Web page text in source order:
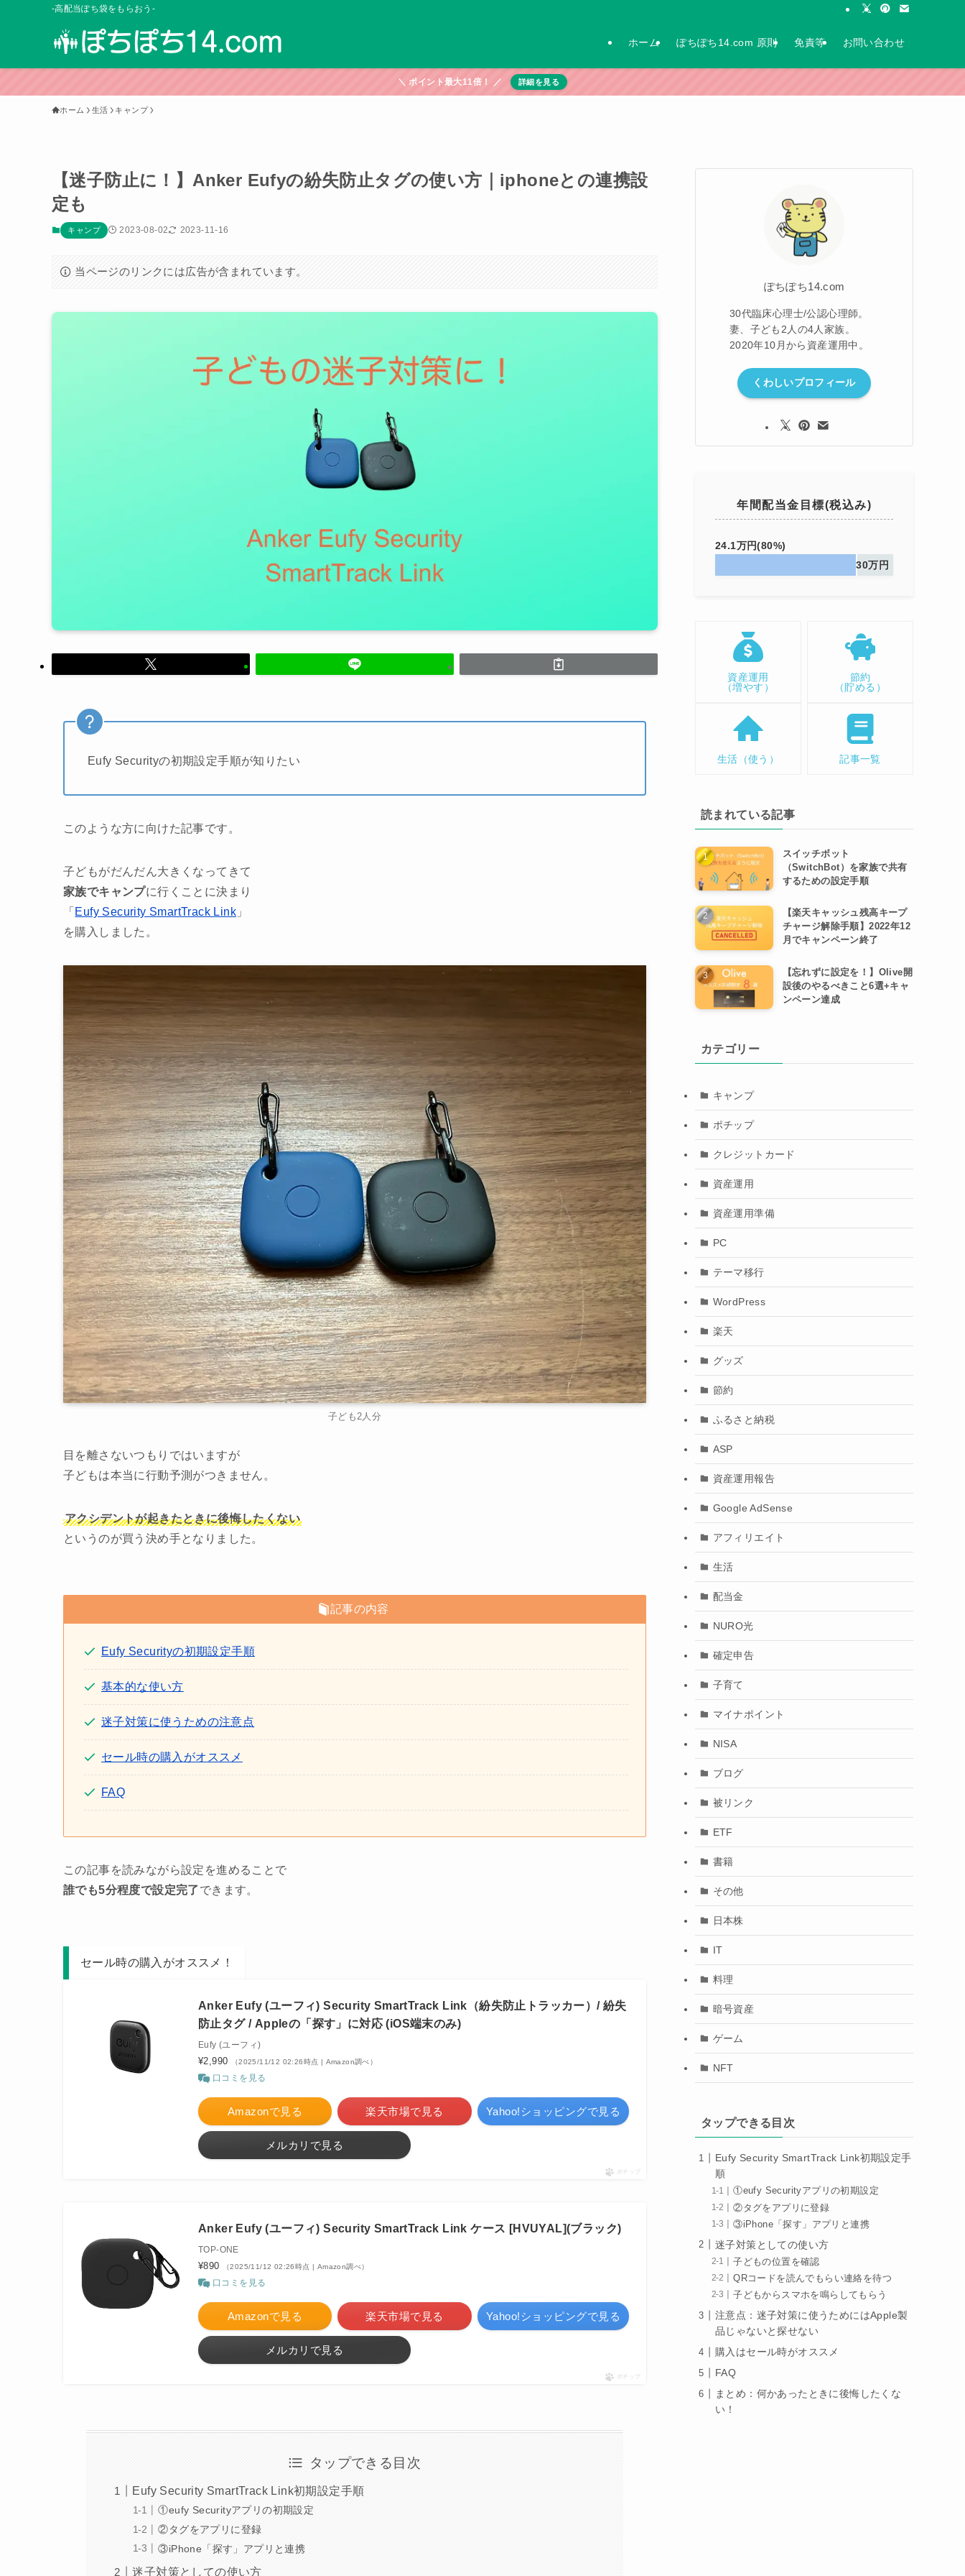
-高配当ぽち袋をもらおう-
ホーム ぽちぽち14.com 原則 免責等 お問い合わせ
＼ ポイント最大11倍！ ／ 詳細を見る
ホーム 生活 キャンプ
【迷子防止に！】Anker Eufyの紛失防止タグの使い方｜iphoneとの連携設
定も
キャンプ 2023-08-02 2023-11-16
当ページのリンクには広告が含まれています。
Eufy Securityの初期設定手順が知りたい
このような方に向けた記事です。
子どもがだんだん大きくなってきて
家族でキャンプに行くことに決まり
「 Eufy Security SmartTrack Link 」
を購入しました。
子ども2人分
目を離さないつもりではいますが
子どもは本当に行動予測がつきません。
アクシデントが起きたときに後悔したくない
というのが買う決め手となりました。
記事の内容
Eufy Securityの初期設定手順
基本的な使い方
迷子対策に使うための注意点
セール時の購入がオススメ
FAQ
この記事を読みながら設定を進めることで
誰でも5分程度で設定完了できます。
セール時の購入がオススメ！
Anker Eufy (ユーフィ) Security SmartTrack Link（紛失防止トラッカー）/ 紛失
防止タグ / Appleの「探す」に対応 (iOS端末のみ)
Eufy (ユーフィ)
¥2,990 （2025/11/12 02:26時点 | Amazon調べ）
口コミを見る
Amazonで見る 楽天市場で見る Yahoo!ショッピングで見る
メルカリで見る
ポチップ
Anker Eufy (ユーフィ) Security SmartTrack Link ケース [HVUYAL](ブラック)
TOP-ONE
¥890 （2025/11/12 02:26時点 | Amazon調べ）
口コミを見る
Amazonで見る 楽天市場で見る Yahoo!ショッピングで見る
メルカリで見る
ポチップ
タップできる目次
Eufy Security SmartTrack Link初期設定手順
①eufy Securityアプリの初期設定
②タグをアプリに登録
③iPhone「探す」アプリと連携
迷子対策としての使い方
ぽちぽち14.com
30代臨床心理士/公認心理師。
妻、子ども2人の4人家族。
2020年10月から資産運用中。
くわしいプロフィール
年間配当金目標(税込み)
24.1万円(80%)
30万円
資産運用
（増やす）
節約
（貯める）
生活（使う） 記事一覧
読まれている記事
スイッチボット
（SwitchBot）を家族で共有
するための設定手順
【楽天キャッシュ残高キープ
チャージ解除手順】2022年12
月でキャンペーン終了
【忘れずに設定を！】Olive開
設後のやるべきこと6選+キャ
ンペーン達成
カテゴリー
キャンプ
ポチップ
クレジットカード
資産運用
資産運用準備
PC
テーマ移行
WordPress
楽天
グッズ
節約
ふるさと納税
ASP
資産運用報告
Google AdSense
アフィリエイト
生活
配当金
NURO光
確定申告
子育て
マイナポイント
NISA
ブログ
被リンク
ETF
書籍
その他
日本株
IT
料理
暗号資産
ゲーム
NFT
タップできる目次
Eufy Security SmartTrack Link初期設定手
順
①eufy Securityアプリの初期設定
②タグをアプリに登録
③iPhone「探す」アプリと連携
迷子対策としての使い方
子どもの位置を確認
QRコードを読んでもらい連絡を待つ
子どもからスマホを鳴らしてもらう
注意点：迷子対策に使うためにはApple製
品じゃないと探せない
購入はセール時がオススメ
FAQ
まとめ：何かあったときに後悔したくな
い！